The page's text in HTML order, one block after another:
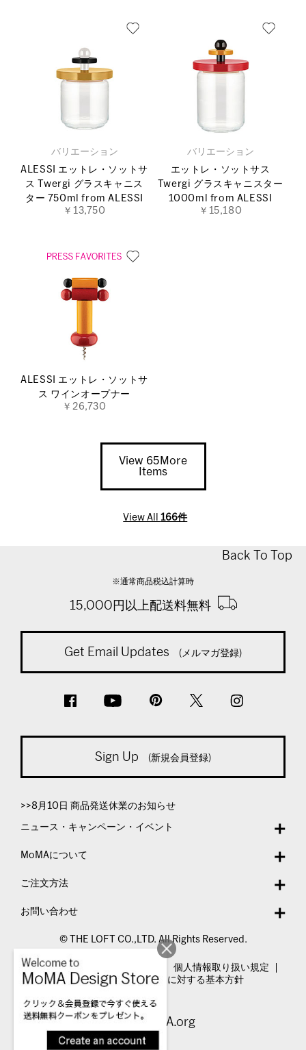
バリエーション
ALESSI エットレ・ソットサ
ス Twergi グラスキャニス
ター 750ml from ALESSI
￥13,750
バリエーション
エットレ・ソットサス
Twergi グラスキャニスター
1000ml from ALESSI
￥15,180
ALESSI エットレ・ソットサ
ス ワインオープナー
￥26,730
View 65More
Items
View All166件
Back To Top
※通常商品税込計算時
15,000円以上配送料無料
Get Email Updates (メルマガ登録)
Sign Up (新規会員登録)
>>8月10日 商品発送休業のお知らせ
ニュース・キャンペーン・イベント
MoMAについて
ご注文方法
お問い合わせ
© THE LOFT CO.,LTD. All Rights Reserved.
特定商取引法表示
個人情報取り扱い規定
カスタマーハラスメントに対する基本方針
Visit MoMA.org